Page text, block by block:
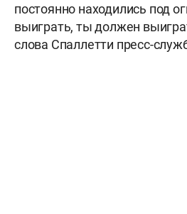
постоянно находились под
выиграть, ты должен
слова Спаллетти пресс-